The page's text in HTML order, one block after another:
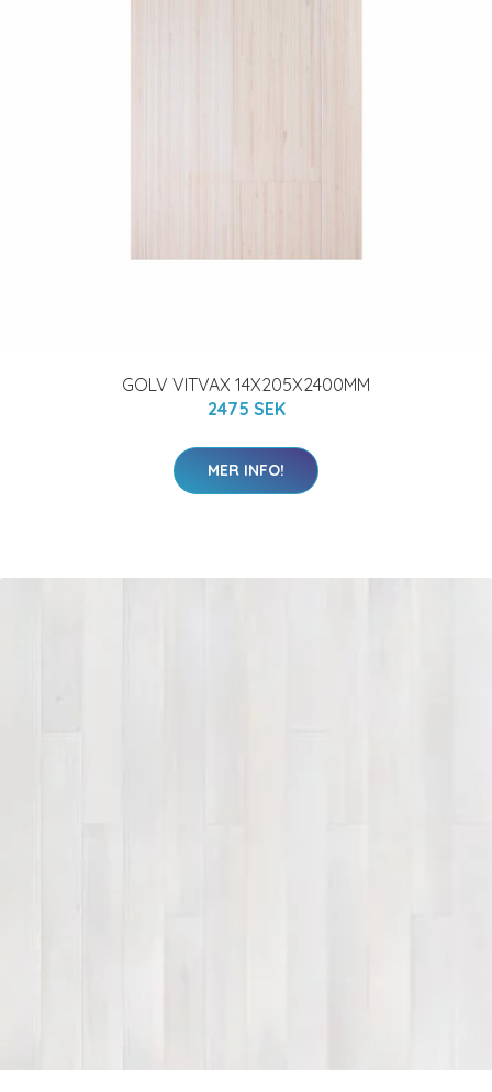
GOLV VITVAX 14X205X2400MM
2475 SEK
MER INFO!